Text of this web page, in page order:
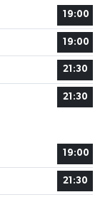
19:00
19:00
21:30
21:30
19:00
21:30